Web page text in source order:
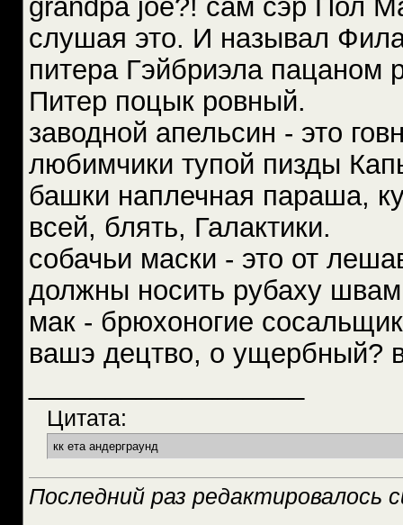
grandpa joe?! сам сэр Пол
слушая это. И называл
питера Гэйбриэла пацаном
Питер поцык ровный.
заводной апельсин - это
любимчики тупой пизды
башки наплечная параша,
всей, блять, Галактики.
собачьи маски - это от
должны носить рубаху
мак - брюхоногие
вашэ децтво, о ущербный?
Цитата:
кк ета андерграунд
Последний раз редактировалось